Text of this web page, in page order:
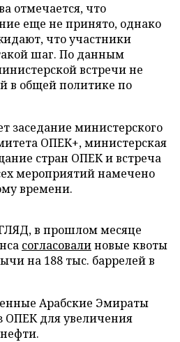
отмечается, что
еще не принято, однако
что участники
шаг. По данным
встречи не
в общей политике по
заседание министерского
ОПЕК+, министерская
стран ОПЕК и встреча
мероприятий намечено
времени.
в прошлом месяце
согласовалиновые квоты
на 188 тыс. баррелей в
Арабские Эмираты
ОПЕК для увеличения